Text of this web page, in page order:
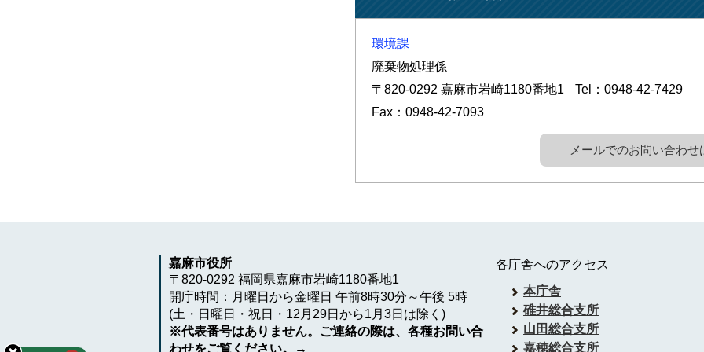
環境課
廃棄物処理係
〒820-0292 嘉麻市岩崎1180番地1
Tel：0948-42-7429
Fax：0948-42-7093
メールでのお問い合わせ
嘉麻市役所
〒820-0292 福岡県嘉麻市岩崎1180番地1
開庁時間：月曜日から金曜日 午前8時30分～午後 5時
(土・日曜日・祝日・12月29日から1月3日は除く)
※代表番号はありません。ご連絡の際は、各種お問い合
わせをご覧ください。→
各庁舎へのアクセス
本庁舎
碓井総合支所
山田総合支所
嘉穂総合支所